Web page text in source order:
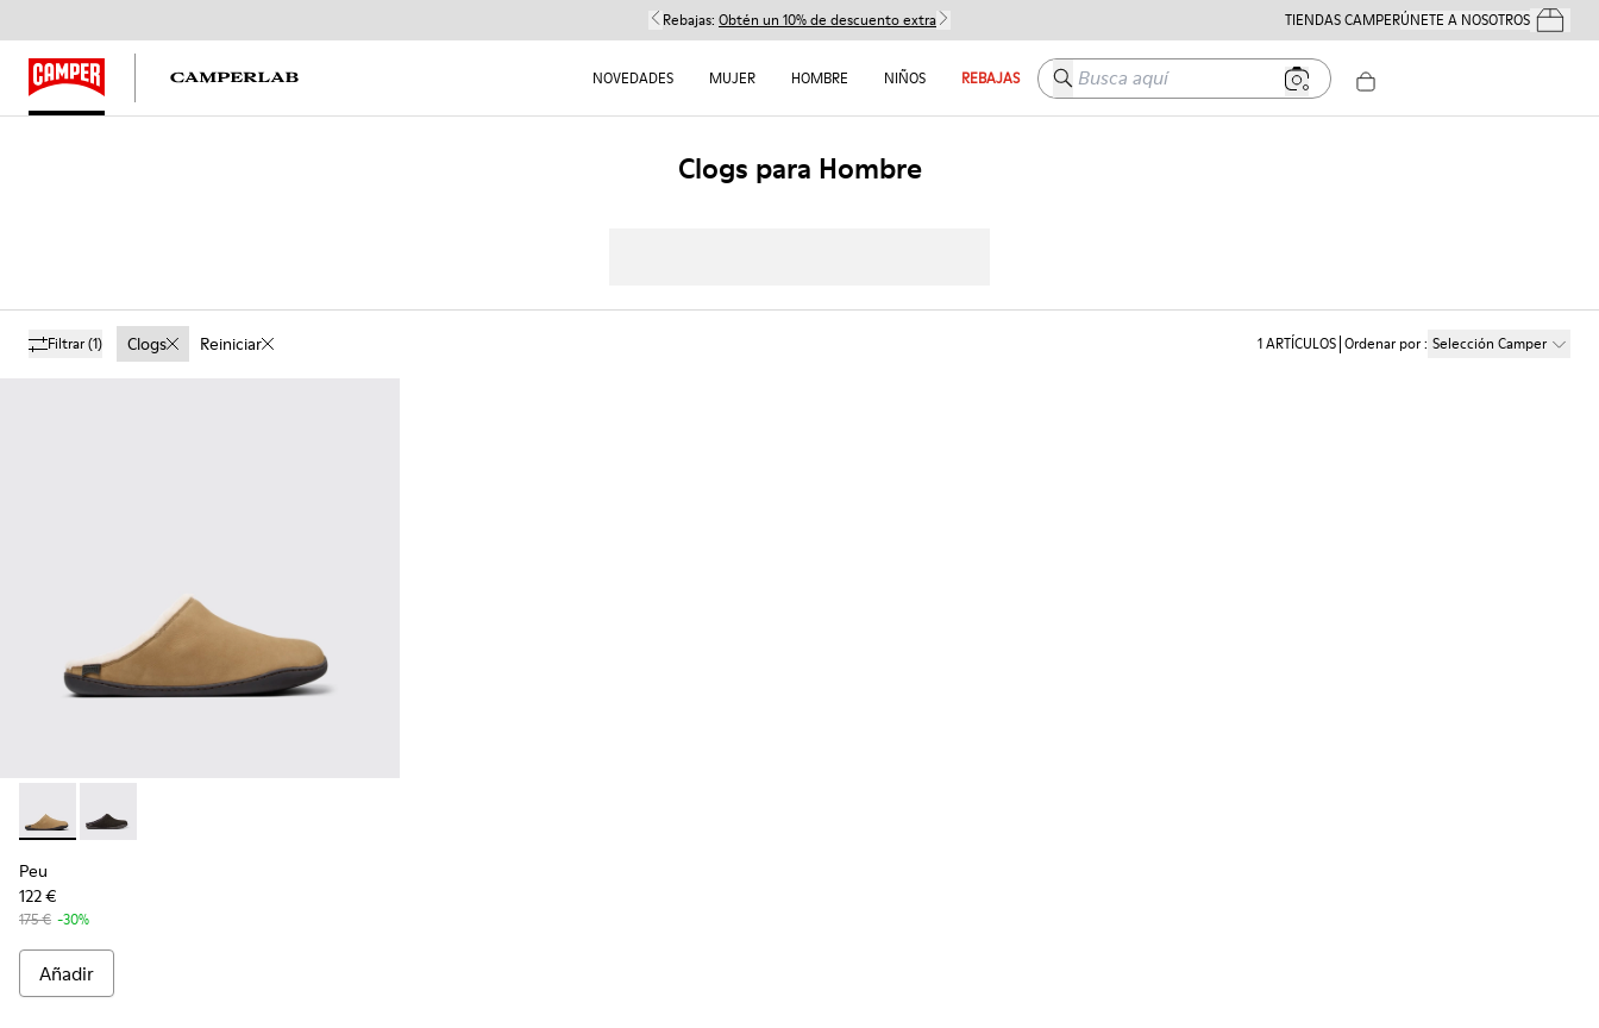
Rebajas: Obtén un 10% de descuento extra TIENDAS CAMPERÚNETE A NOSOTROSTus
NOVEDADES MUJER HOMBRE NIÑOS REBAJAS Busca aquí
Clogs para Hombre
Filtrar(1) Clogs Reiniciar 1ARTÍCULOS Ordenar por: Selección Camper
Peu - K100755-004 - Zapatos de nobuk marrones para hombre
Peu - K100755-001
Peu
122 €
175 € -30%
Añadir